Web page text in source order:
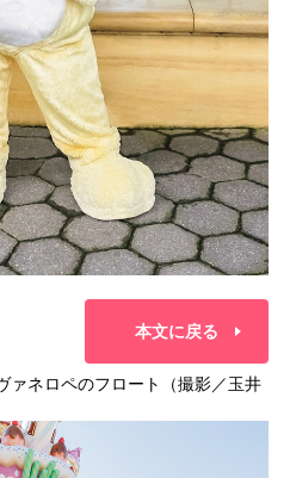
本文に戻る
ァネロペのフロート（撮影／玉井